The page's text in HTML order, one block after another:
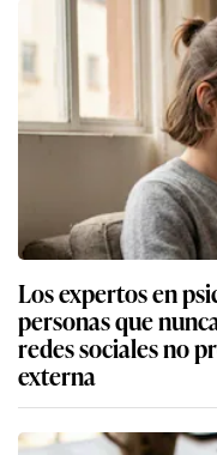
Los expertos en
personas que
redes sociales no
externa